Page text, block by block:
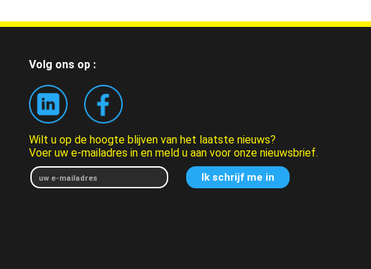
Volg ons op :
Wilt u op de hoogte blijven van het laatste nieuws?
Voer uw e-mailadres in en meld u aan voor onze nieuwsbrief.